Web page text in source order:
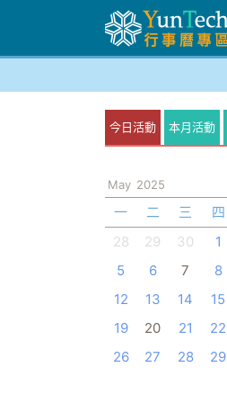
今日活動 本月活動
May 2025
一 二 三 四
28
29 30 1
5
6 7 8
12
13 14 15
19
20 21 22
26
27 28 29